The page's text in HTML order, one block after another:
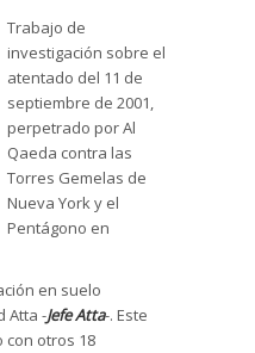
Trabajo de
investigación sobre el
atentado del 11 de
septiembre de 2001,
perpetrado por Al
Qaeda contra las
Torres Gemelas de
Nueva York y el
Pentágono en
en suelo
Atta -Jefe Atta-. Este
con otros 18